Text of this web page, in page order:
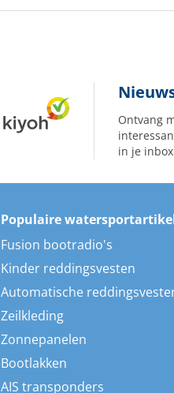
Ontvang
in je inbox
Populaire
Fusion bootradio's
Kinder reddingsvesten
Automatische
Zeilkleding
Zonnepanelen
Bootlakken
AIS transponders